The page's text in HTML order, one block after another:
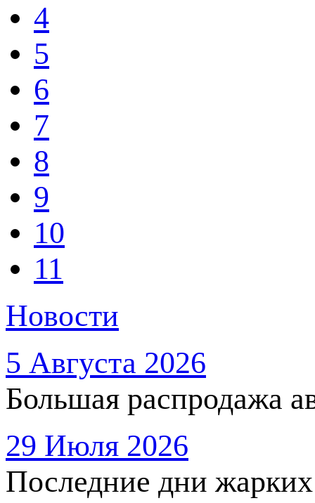
4
5
6
7
8
9
10
11
Новости
5 Августа 2026
Большая распродажа
29 Июля 2026
Последние дни